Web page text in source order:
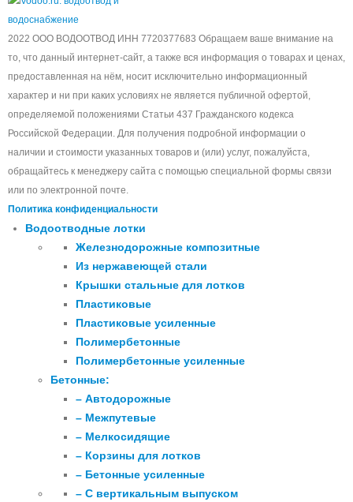
2022 ООО ВОДООТВОД ИНН 7720377683 Обращаем ваше внимание на
то, что данный интернет-сайт, а также вся информация о товарах и ценах,
предоставленная на нём, носит исключительно информационный
характер и ни при каких условиях не является публичной офертой,
определяемой положениями Статьи 437 Гражданского кодекса
Российской Федерации. Для получения подробной информации о
наличии и стоимости указанных товаров и (или) услуг, пожалуйста,
обращайтесь к менеджеру сайта с помощью специальной формы связи
или по электронной почте.
Политика конфиденциальности
Водоотводные лотки
Железнодорожные композитные
Из нержавеющей стали
Крышки стальные для лотков
Пластиковые
Пластиковые усиленные
Полимербетонные
Полимербетонные усиленные
Бетонные:
– Автодорожные
– Межпутевые
– Мелкосидящие
– Корзины для лотков
– Бетонные усиленные
– С вертикальным выпуском